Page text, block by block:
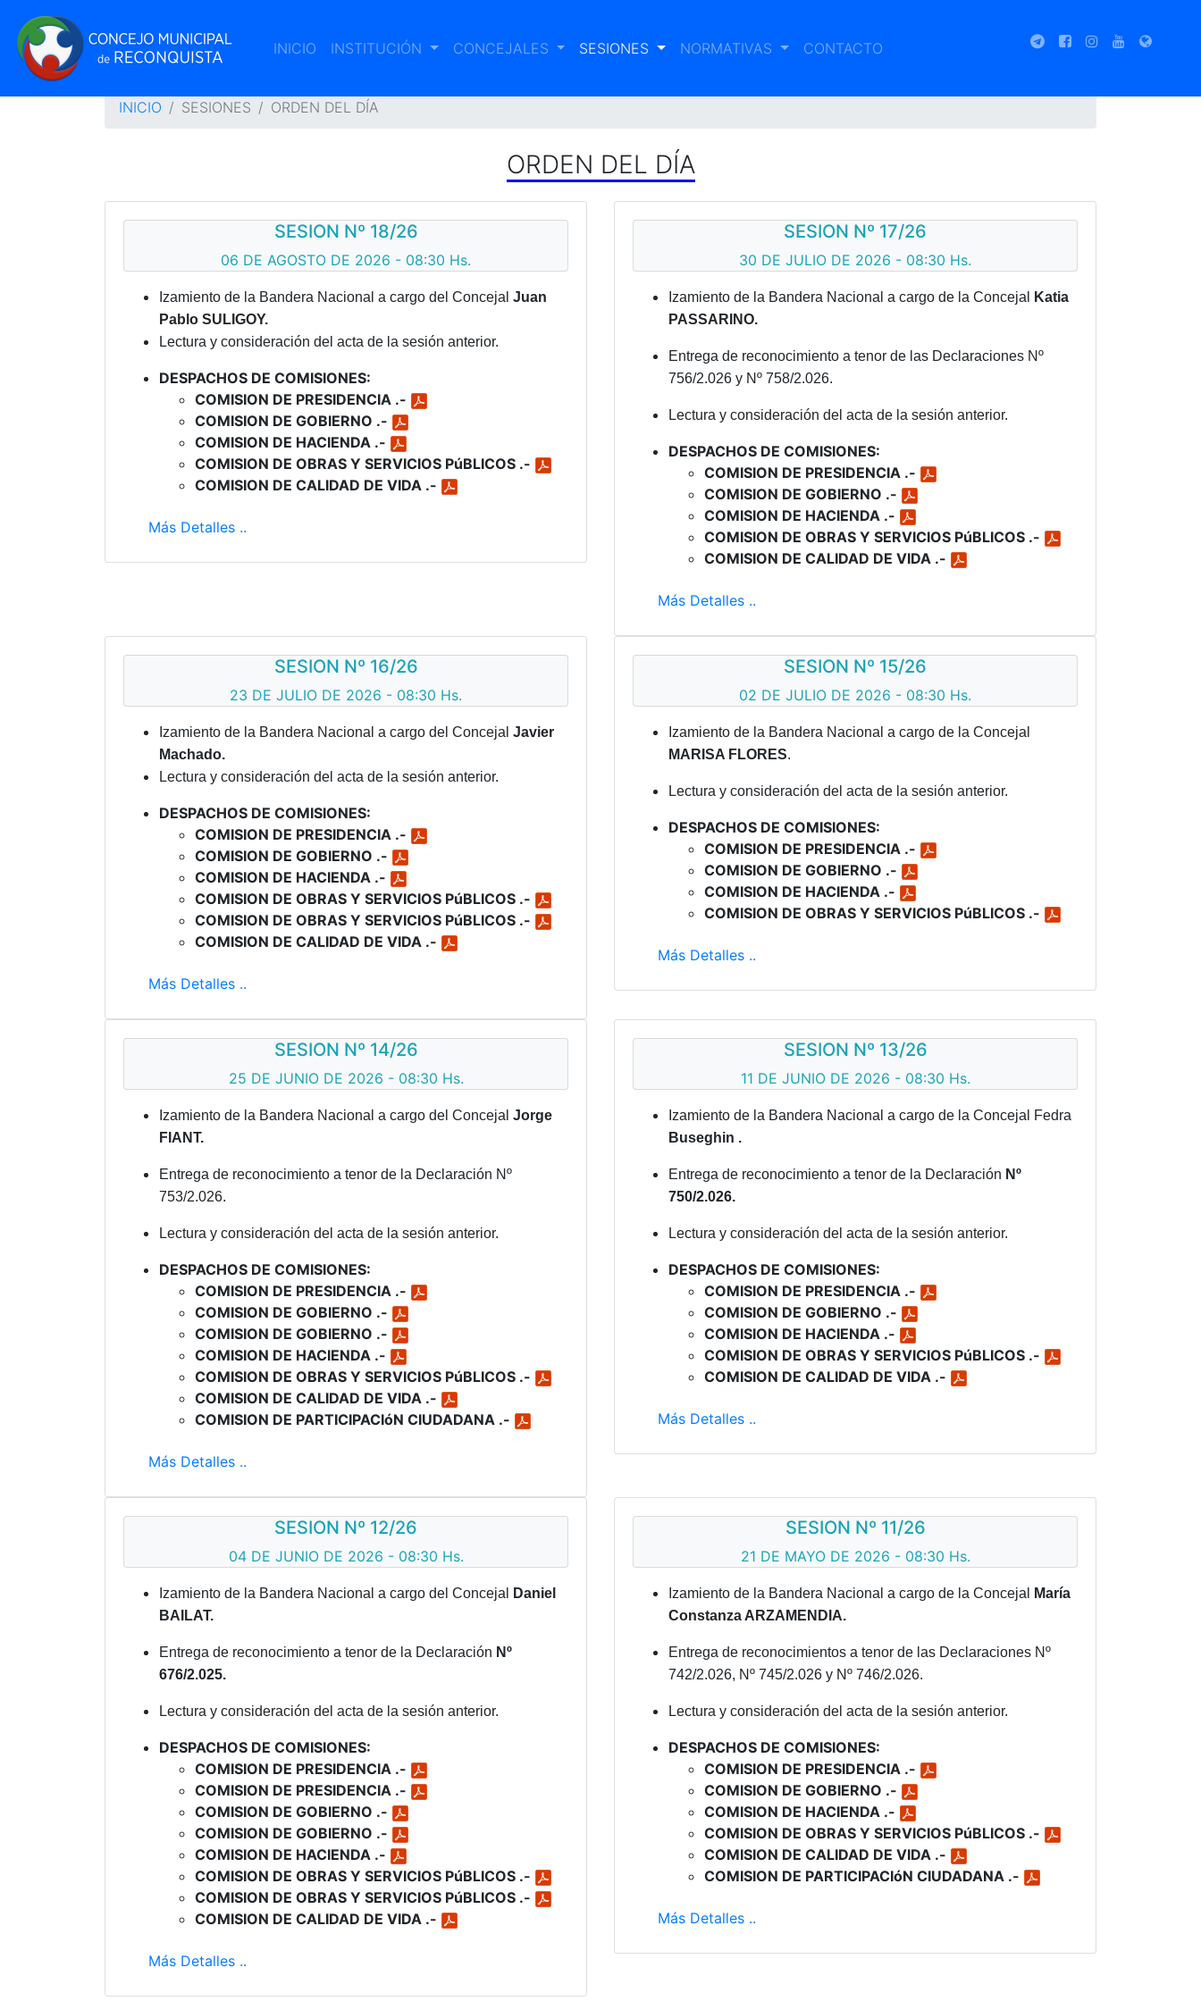
INICIO (CURRENT)
INSTITUCIÓN CONCEJALES SESIONES NORMATIVAS CONTACTO
INICIO SESIONES ORDEN DEL DÍA
ORDEN DEL DÍA
SESION Nº 18/26
06 DE AGOSTO DE 2026 - 08:30 Hs.
Izamiento de la Bandera Nacional a cargo del Concejal Juan
Pablo SULIGOY.
Lectura y consideración del acta de la sesión anterior.
DESPACHOS DE COMISIONES:
COMISION DE PRESIDENCIA .-
COMISION DE GOBIERNO .-
COMISION DE HACIENDA .-
COMISION DE OBRAS Y SERVICIOS PúBLICOS .-
COMISION DE CALIDAD DE VIDA .-
Más Detalles ..
SESION Nº 17/26
30 DE JULIO DE 2026 - 08:30 Hs.
Izamiento de la Bandera Nacional a cargo de la Concejal
Katia
PASSARINO.
Entrega de reconocimiento a tenor de las Declaraciones Nº
756/2.026 y Nº 758/2.026.
Lectura y consideración del acta de la sesión anterior.
DESPACHOS DE COMISIONES:
COMISION DE PRESIDENCIA .-
COMISION DE GOBIERNO .-
COMISION DE HACIENDA .-
COMISION DE OBRAS Y SERVICIOS PúBLICOS .-
COMISION DE CALIDAD DE VIDA .-
Más Detalles ..
SESION Nº 16/26
23 DE JULIO DE 2026 - 08:30 Hs.
Izamiento de la Bandera Nacional a cargo del Concejal Javier
Machado.
Lectura y consideración del acta de la sesión anterior.
DESPACHOS DE COMISIONES:
COMISION DE PRESIDENCIA .-
COMISION DE GOBIERNO .-
COMISION DE HACIENDA .-
COMISION DE OBRAS Y SERVICIOS PúBLICOS .-
COMISION DE OBRAS Y SERVICIOS PúBLICOS .-
COMISION DE CALIDAD DE VIDA .-
Más Detalles ..
SESION Nº 15/26
02 DE JULIO DE 2026 - 08:30 Hs.
Izamiento de la Bandera Nacional a cargo de la Concejal
MARISA FLORES.
Lectura y consideración del acta de la sesión anterior.
DESPACHOS DE COMISIONES:
COMISION DE PRESIDENCIA .-
COMISION DE GOBIERNO .-
COMISION DE HACIENDA .-
COMISION DE OBRAS Y SERVICIOS PúBLICOS .-
Más Detalles ..
SESION Nº 14/26
25 DE JUNIO DE 2026 - 08:30 Hs.
Izamiento de la Bandera Nacional a cargo del Concejal Jorge
FIANT.
Entrega de reconocimiento a tenor de la Declaración Nº
753/2.026.
Lectura y consideración del acta de la sesión anterior.
DESPACHOS DE COMISIONES:
COMISION DE PRESIDENCIA .-
COMISION DE GOBIERNO .-
COMISION DE GOBIERNO .-
COMISION DE HACIENDA .-
COMISION DE OBRAS Y SERVICIOS PúBLICOS .-
COMISION DE CALIDAD DE VIDA .-
COMISION DE PARTICIPACIóN CIUDADANA .-
Más Detalles ..
SESION Nº 13/26
11 DE JUNIO DE 2026 - 08:30 Hs.
Izamiento de la Bandera Nacional a cargo de la Concejal Fedra
Buseghin .
Entrega de reconocimiento a tenor de la Declaración Nº
750/2.026.
Lectura y consideración del acta de la sesión anterior.
DESPACHOS DE COMISIONES:
COMISION DE PRESIDENCIA .-
COMISION DE GOBIERNO .-
COMISION DE HACIENDA .-
COMISION DE OBRAS Y SERVICIOS PúBLICOS .-
COMISION DE CALIDAD DE VIDA .-
Más Detalles ..
SESION Nº 12/26
04 DE JUNIO DE 2026 - 08:30 Hs.
Izamiento de la Bandera Nacional a cargo del Concejal
Daniel
BAILAT.
Entrega de reconocimiento a tenor de la Declaración Nº
676/2.025.
Lectura y consideración del acta de la sesión anterior.
DESPACHOS DE COMISIONES:
COMISION DE PRESIDENCIA .-
COMISION DE PRESIDENCIA .-
COMISION DE GOBIERNO .-
COMISION DE GOBIERNO .-
COMISION DE HACIENDA .-
COMISION DE OBRAS Y SERVICIOS PúBLICOS .-
COMISION DE OBRAS Y SERVICIOS PúBLICOS .-
COMISION DE CALIDAD DE VIDA .-
Más Detalles ..
SESION Nº 11/26
21 DE MAYO DE 2026 - 08:30 Hs.
Izamiento de la Bandera Nacional a cargo de la Concejal
María
Constanza ARZAMENDIA.
Entrega de reconocimientos a tenor de las Declaraciones Nº
742/2.026, Nº 745/2.026 y Nº 746/2.026.
Lectura y consideración del acta de la sesión anterior.
DESPACHOS DE COMISIONES:
COMISION DE PRESIDENCIA .-
COMISION DE GOBIERNO .-
COMISION DE HACIENDA .-
COMISION DE OBRAS Y SERVICIOS PúBLICOS .-
COMISION DE CALIDAD DE VIDA .-
COMISION DE PARTICIPACIóN CIUDADANA .-
Más Detalles ..